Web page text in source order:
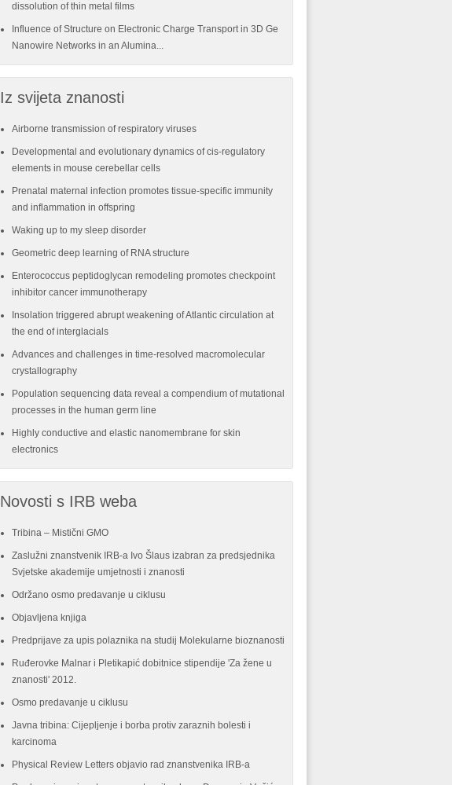
dissolution of thin metal films
Influence of Structure on Electronic Charge Transport in 3D Ge
Nanowire Networks in an Alumina...
Iz svijeta znanosti
Airborne transmission of respiratory viruses
Developmental and evolutionary dynamics of cis-regulatory
elements in mouse cerebellar cells
Prenatal maternal infection promotes tissue-specific immunity
and inflammation in offspring
Waking up to my sleep disorder
Geometric deep learning of RNA structure
Enterococcus peptidoglycan remodeling promotes checkpoint
inhibitor cancer immunotherapy
Insolation triggered abrupt weakening of Atlantic circulation at
the end of interglacials
Advances and challenges in time-resolved macromolecular
crystallography
Population sequencing data reveal a compendium of mutational
processes in the human germ line
Highly conductive and elastic nanomembrane for skin
electronics
Novosti s IRB weba
Tribina – Mistični GMO
Zaslužni znanstvenik IRB-a Ivo Šlaus izabran za predsjednika
Svjetske akademije umjetnosti i znanosti
Održano osmo predavanje u ciklusu
Objavljena knjiga
Predprijave za upis polaznika na studij Molekularne bioznanosti
Ruđerovke Malnar i Pletikapić dobitnice stipendije 'Za žene u
znanosti' 2012.
Osmo predavanje u ciklusu
Javna tribina: Cijepljenje i borba protiv zaraznih bolesti i
karcinoma
Physical Review Letters objavio rad znanstvenika IRB-a